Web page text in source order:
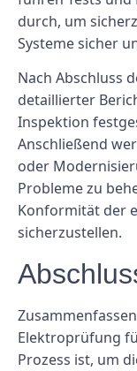
durch, um
Systeme sicher
Nach Abschluss
detaillierter
Inspektion
Anschließend
oder
Probleme zu
Konformität der
sicherzustellen.
Elektroprüfung
Prozess ist, um